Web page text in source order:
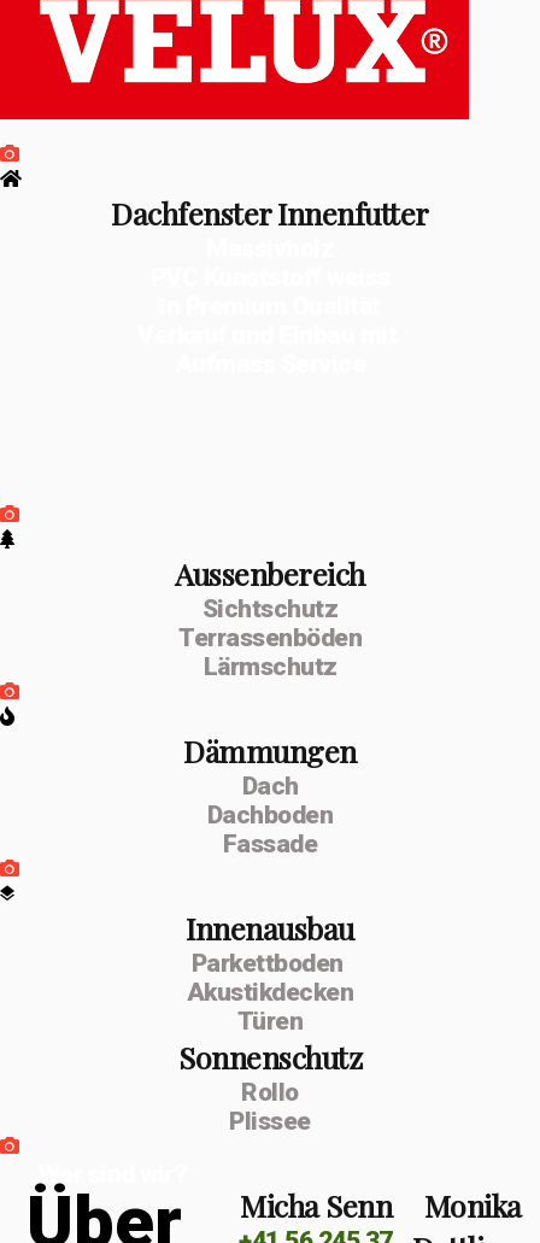
Dachfenster Innenfutter
Aussenbereich
Sichtschutz
Terrassenböden
Lärmschutz
Dämmungen
Dach
Dachboden
Fassade
Innenausbau
Parkettboden
Akustikdecken
Türen
Sonnenschutz
Rollo
Plissee
Über Micha Senn
Monika